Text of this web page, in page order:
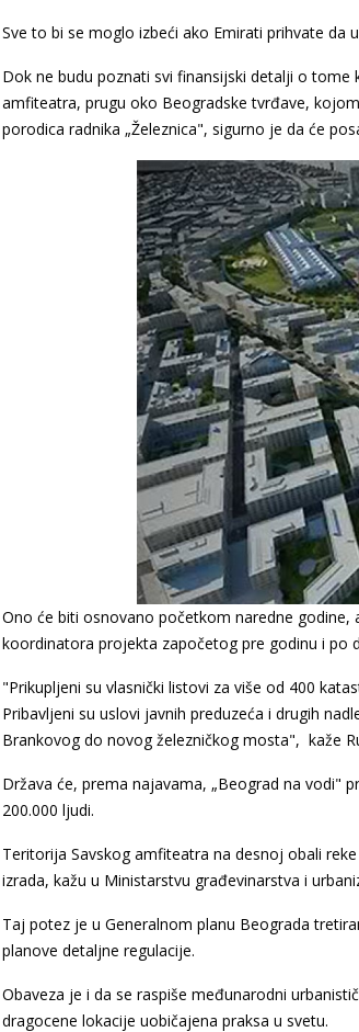
Sve to bi se moglo izbeći ako Emirati prihvate da
Dok ne budu poznati svi finansijski detalji o tome
amfiteatra, prugu oko Beogradske tvrđave,
porodica radnika „Železnica", sigurno je da će
Ono će biti osnovano početkom naredne godine,
koordinatora projekta započetog pre godinu i po
"Prikupljeni su vlasnički listovi za više od 400
Pribavljeni su uslovi javnih preduzeća i drugih
Brankovog do novog železničkog mosta", kaže
Država će, prema najavama, „Beograd na vodi"
200.000 ljudi.
Teritorija Savskog amfiteatra na desnoj obali
izrada, kažu u Ministarstvu građevinarstva i
Taj potez je u Generalnom planu Beograda
planove detaljne regulacije.
Obaveza je i da se raspiše međunarodni
dragocene lokacije uobičajena praksa u svetu.